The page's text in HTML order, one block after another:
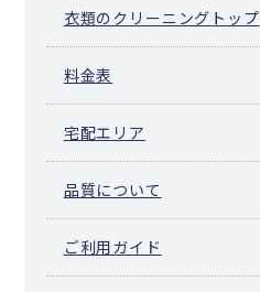
衣類のクリーニングトップ
料金表
宅配エリア
品質について
ご利用ガイド